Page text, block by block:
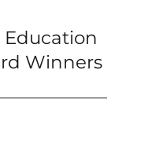
Education
Winners